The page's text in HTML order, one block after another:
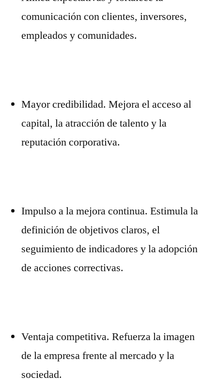
comunicación con clientes, inversores,
empleados y comunidades.
Mayor credibilidad. Mejora el acceso al
capital, la atracción de talento y la
reputación corporativa.
Impulso a la mejora continua. Estimula la
definición de objetivos claros, el
seguimiento de indicadores y la adopción
de acciones correctivas.
Ventaja competitiva. Refuerza la imagen
de la empresa frente al mercado y la
sociedad.